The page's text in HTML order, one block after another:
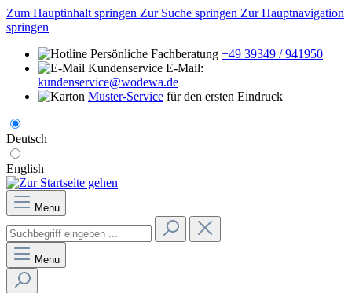
Zum Hauptinhalt springen Zur Suche springen Zur Hauptnavigation
springen
Persönliche Fachberatung +49 39349 / 941950
E-Mail:
kundenservice@wodewa.de
Muster-Service für den ersten Eindruck
Deutsch
English
Menu
Menu